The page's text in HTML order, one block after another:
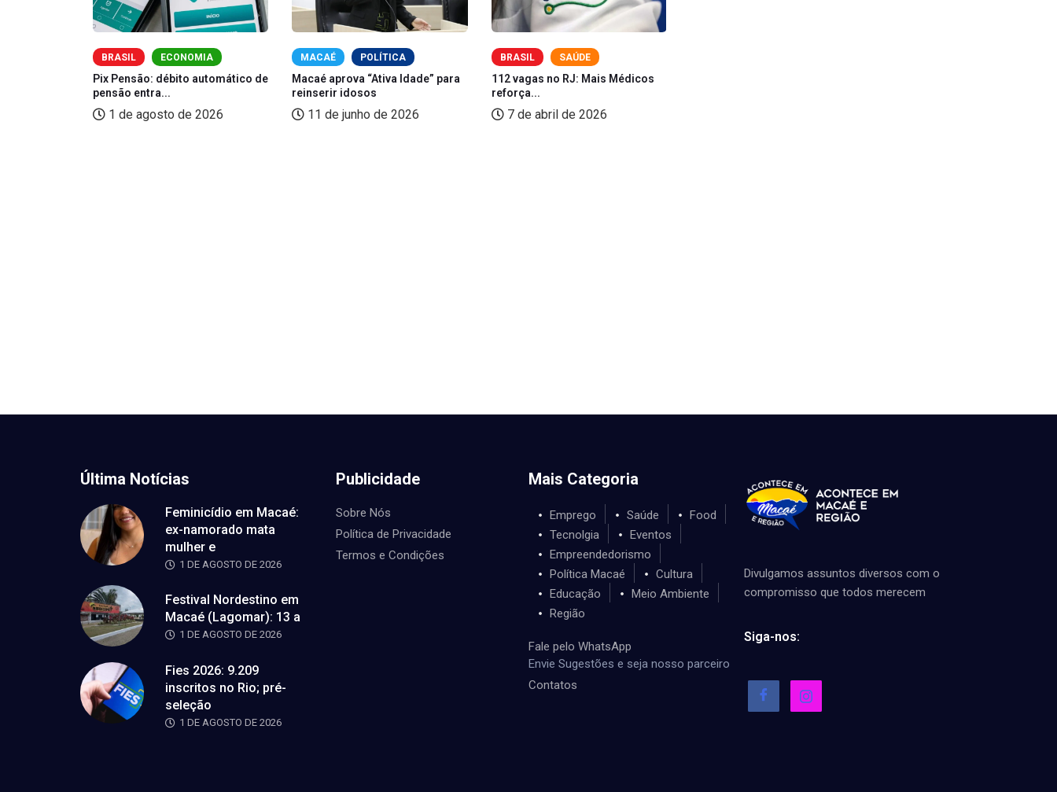
BRASIL ECONOMIA
Pix Pensão: débito automático de
pensão entra...
1 de agosto de 2026
MACAÉ POLÍTICA
Macaé aprova “Ativa Idade” para
reinserir idosos
11 de junho de 2026
BRASIL SAÚDE
112 vagas no RJ: Mais Médicos
reforça...
7 de abril de 2026
Última Notícias
Feminicídio em Macaé:
ex-namorado mata
mulher e
1 DE AGOSTO DE 2026
Festival Nordestino em
Macaé (Lagomar): 13 a
1 DE AGOSTO DE 2026
Fies 2026: 9.209
inscritos no Rio; pré-
seleção
1 DE AGOSTO DE 2026
Publicidade
Sobre Nós
Política de Privacidade
Termos e Condições
Mais Categoria
Emprego Saúde
Food
Tecnolgia
Eventos
Empreendedorismo
Política Macaé
Cultura
Educação
Meio Ambiente
Região
Fale pelo WhatsApp
Envie Sugestões e seja nosso parceiro
Contatos
Divulgamos assuntos diversos com o
compromisso que todos merecem
Siga-nos: